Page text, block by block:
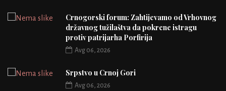
Crnogorski forum: Zahtijevamo od Vrhovnog
državnog tužilaštva da pokrene istragu
protiv patrijarha Porfirija
Avg 06, 2026
Srpstvo u Crnoj Gori
Avg 06, 2026